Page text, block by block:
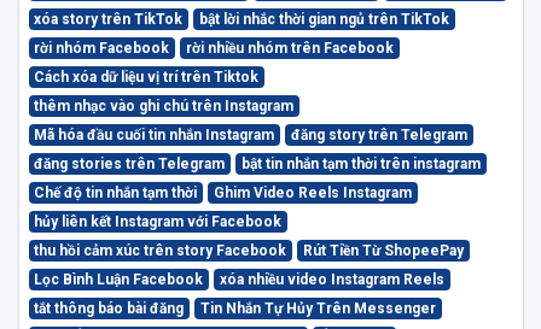
xóa story trên TikTok
bật lời nhắc thời gian ngủ trên TikTok
rời nhóm Facebook
rời nhiều nhóm trên Facebook
Cách xóa dữ liệu vị trí trên Tiktok
thêm nhạc vào ghi chú trên Instagram
Mã hóa đầu cuối tin nhắn Instagram
đăng story trên Telegram
đăng stories trên Telegram
bật tin nhắn tạm thời trên instagram
Chế độ tin nhắn tạm thời
Ghim Video Reels Instagram
hủy liên kết Instagram với Facebook
thu hồi cảm xúc trên story Facebook
Rút Tiền Từ ShopeePay
Lọc Bình Luận Facebook
xóa nhiều video Instagram Reels
tắt thông báo bài đăng
Tin Nhắn Tự Hủy Trên Messenger